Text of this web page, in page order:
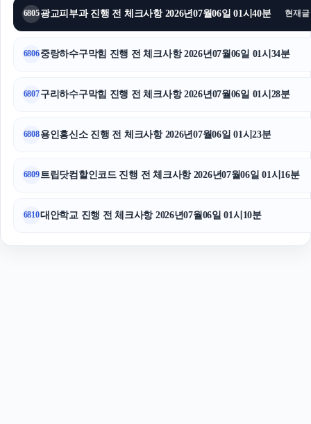
중랑하수구막힘
6805광교피부과 진행 전 체크사항 2026년07월06일 01시40분 현재글
6806중랑하수구막힘 진행 전 체크사항 2026년07월06일 01시34분
6807구리하수구막힘 진행 전 체크사항 2026년07월06일 01시28분
6808용인흥신소 진행 전 체크사항 2026년07월06일 01시23분
6809트립닷컴할인코드 진행 전 체크사항 2026년07월06일 01시16분
6810대안학교 진행 전 체크사항 2026년07월06일 01시10분